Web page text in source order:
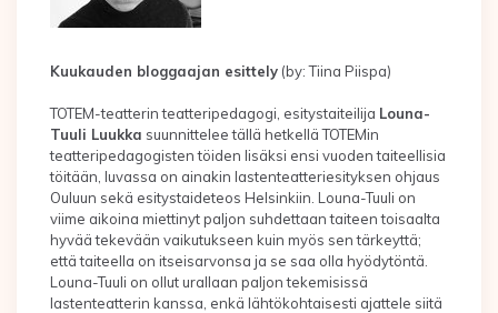
Kuukauden bloggaajan esittely (by: Tiina Piispa)
TOTEM-teatterin teatteripedagogi, esitystaiteilija Louna-
Tuuli Luukka suunnittelee tällä hetkellä TOTEMin
teatteripedagogisten töiden lisäksi ensi vuoden taiteellisia
töitään, luvassa on ainakin lastenteatteriesityksen ohjaus
Ouluun sekä esitystaideteos Helsinkiin. Louna-Tuuli on
viime aikoina miettinyt paljon suhdettaan taiteen toisaalta
hyvää tekevään vaikutukseen kuin myös sen tärkeyttä;
että taiteella on itseisarvonsa ja se saa olla hyödytöntä.
Louna-Tuuli on ollut urallaan paljon tekemisissä
lastenteatterin kanssa, enkä lähtökohtaisesti ajattele siitä